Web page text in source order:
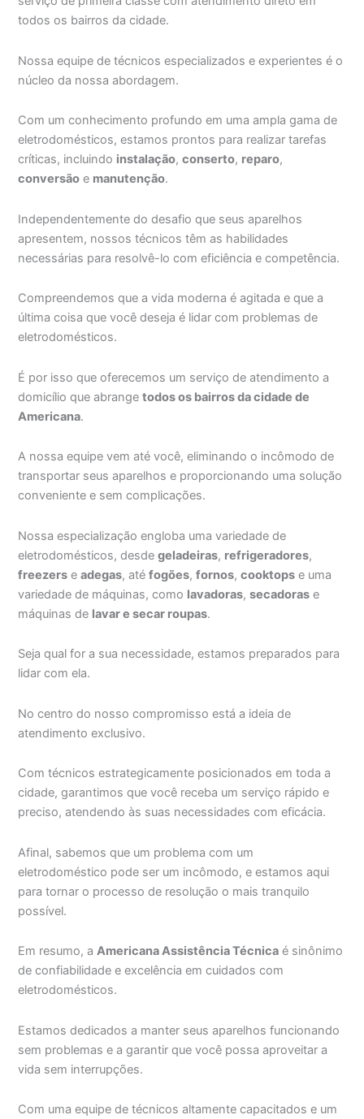
todos os bairros da cidade.
Nossa equipe de técnicos especializados e experientes é o
núcleo da nossa abordagem.
Com um conhecimento profundo em uma ampla gama de
eletrodomésticos, estamos prontos para realizar tarefas
críticas, incluindo instalação,conserto, reparo,
conversão e manutenção.
Independentemente do desafio que seus aparelhos
apresentem, nossos técnicos têm as habilidades
necessárias para resolvê-lo com eficiência e competência.
Compreendemos que a vida moderna é agitada e que a
última coisa que você deseja é lidar com problemas de
eletrodomésticos.
É por isso que oferecemos um serviço de atendimento a
domicílio que abrangetodos os bairros da cidade de
Americana.
A nossa equipe vem até você, eliminando o incômodo de
transportar seus aparelhos e proporcionando uma solução
conveniente e sem complicações.
Nossa especialização engloba uma variedade de
eletrodomésticos, desdegeladeiras, refrigeradores,
freezers eadegas, atéfogões,fornos,cooktops e uma
variedade de máquinas, como lavadoras,secadoras e
máquinas de lavar e secar roupas.
Seja qual for a sua necessidade, estamos preparados para
lidar com ela.
No centro do nosso compromisso está a ideia de
atendimento exclusivo.
Com técnicos estrategicamente posicionados em toda a
cidade, garantimos que você receba um serviço rápido e
preciso, atendendo às suas necessidades com eficácia.
Afinal, sabemos que um problema com um
eletrodoméstico pode ser um incômodo, e estamos aqui
para tornar o processo de resolução o mais tranquilo
possível.
Em resumo, aAmericana Assistência Técnica é sinônimo
de confiabilidade e excelência em cuidados com
eletrodomésticos.
Estamos dedicados a manter seus aparelhos funcionando
sem problemas e a garantir que você possa aproveitar a
vida sem interrupções.
Com uma equipe de técnicos altamente capacitados e um